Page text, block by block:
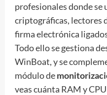
profesionales donde se
criptográficas, lectores
firma electrónica
Todo ello se gestiona
WinBoat, y se
módulo de
veas cuánta RAM y